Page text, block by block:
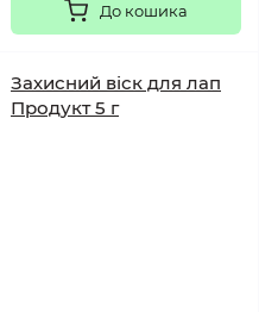
До кошика
Захисний віск для лап
Продукт 5 г